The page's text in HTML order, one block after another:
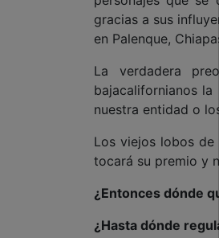
gracias a sus
en Palenque,
La verdadera
bajacalifornianos
nuestra entidad o
Los viejos lobos
tocará su premio y
¿Entonces dónde
¿Hasta dónde